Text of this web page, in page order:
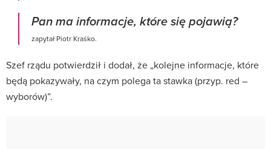
Pan ma informacje, które się pojawią?
zapytał Piotr Kraśko.
Szef rządu potwierdził i dodał, że „kolejne informacje, które
będą pokazywały, na czym polega ta stawka (przyp. red –
wyborów)”.